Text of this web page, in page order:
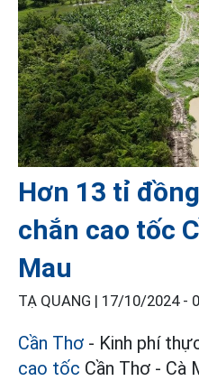
Hơn 13 tỉ
chắn cao tốc
Mau
TẠ QUANG | 17/10/2024 -
Cần Thơ - Kinh phí
cao tốc Cần Thơ - Cà